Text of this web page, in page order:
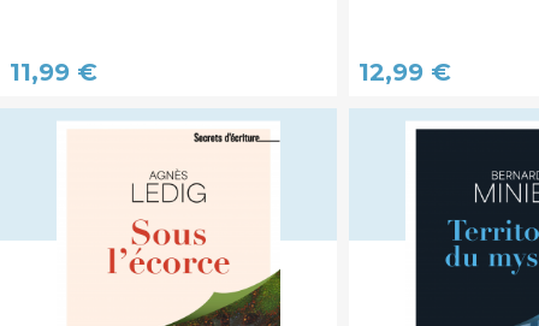
11,99 € 12,99 €